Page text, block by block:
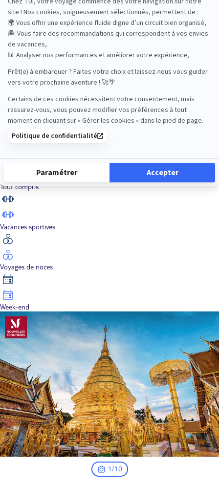
Road Trips
Sénior
Tout compris
Vacances sportives
Voyages de noces
Week-end
1/10